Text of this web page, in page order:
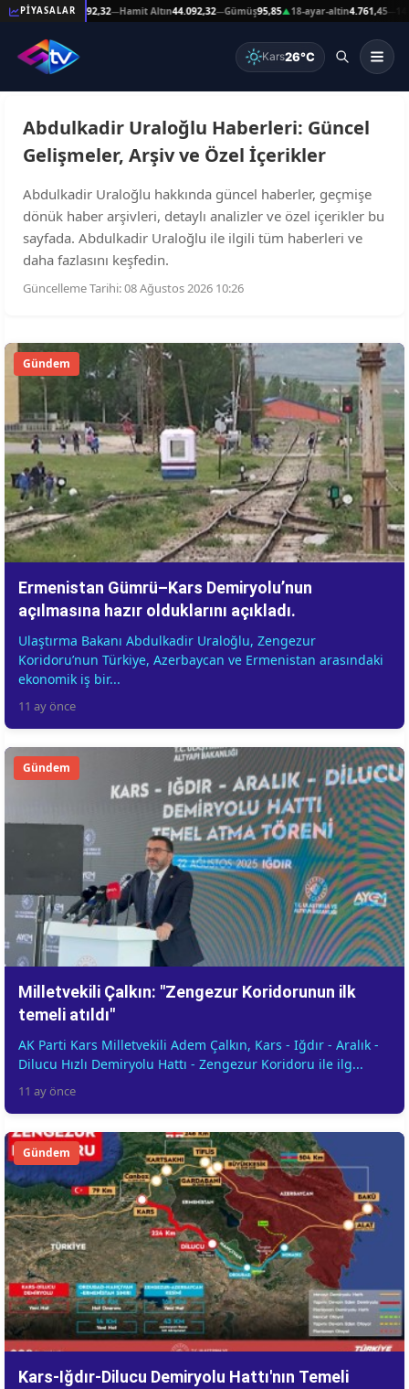
PİYASALAR
Reşat Altın44.092,32—Hamit Altın44.092,32—Gümüş95,85▲18-ayar-altin4.761,45—14-
Kars26°C
Abdulkadir Uraloğlu Haberleri: Güncel
Gelişmeler, Arşiv ve Özel İçerikler
Abdulkadir Uraloğlu hakkında güncel haberler, geçmişe
dönük haber arşivleri, detaylı analizler ve özel içerikler bu
sayfada. Abdulkadir Uraloğlu ile ilgili tüm haberleri ve
daha fazlasını keşfedin.
Güncelleme Tarihi: 08 Ağustos 2026 10:26
Gündem
Ermenistan Gümrü–Kars Demiryolu’nun
açılmasına hazır olduklarını açıkladı.
Ulaştırma Bakanı Abdulkadir Uraloğlu, Zengezur
Koridoru’nun Türkiye, Azerbaycan ve Ermenistan arasındaki
ekonomik iş bir...
11 ay önce
Gündem
Milletvekili Çalkın: "Zengezur Koridorunun ilk
temeli atıldı"
AK Parti Kars Milletvekili Adem Çalkın, Kars - Iğdır - Aralık -
Dilucu Hızlı Demiryolu Hattı - Zengezur Koridoru ile ilg...
11 ay önce
Gündem
Kars-Iğdır-Dilucu Demiryolu Hattı'nın Temeli